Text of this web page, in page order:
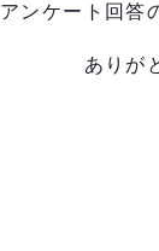
アンケート回答
ありが